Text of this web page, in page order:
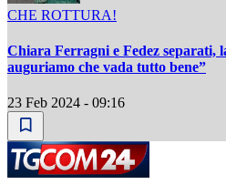
CHE ROTTURA!
Chiara Ferragni e Fedez separati,
auguriamo che vada tutto bene”
23 Feb 2024 - 09:16